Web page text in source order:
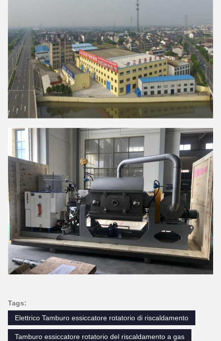
Tags:
Elettrico Tamburo essiccatore rotatorio di riscaldamento
Tamburo essiccatore rotatorio del riscaldamento a gas